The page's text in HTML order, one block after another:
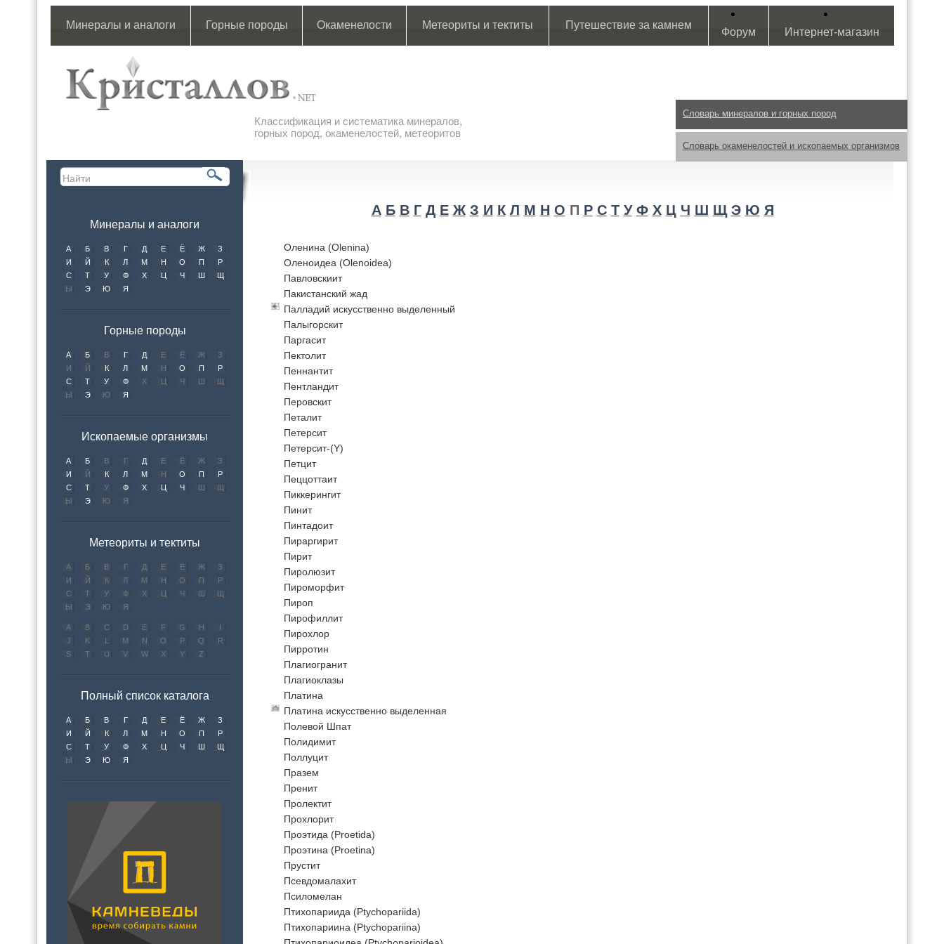
Минералы и аналоги Горные породы Окаменелости Метеориты и тектиты Путешествие за камнем
Форум Интернет-магазин
Классификация и систематика минералов,
горных пород, окаменелостей, метеоритов
Словарь минералов и горных пород
Словарь окаменелостей и ископаемых организмов
Минералы и аналоги
А Б В Г Д Е Ё Ж
З
И
Й К Л М Н О П
Р
С
Т У Ф Х Ц Ч Ш
Щ
Ы
Э Ю Я
Горные породы
А Б В Г Д Е Ё Ж
З
И
Й К Л М Н О П
Р
С
Т У Ф Х Ц Ч Ш
Щ
Ы
Э Ю Я
Ископаемые организмы
А Б В Г Д Е Ё Ж
З
И
Й К Л М Н О П
Р
С
Т У Ф Х Ц Ч Ш
Щ
Ы
Э Ю Я
Метеориты и тектиты
А Б В Г Д Е Ё Ж
З
И
Й К Л М Н О П
Р
С
Т У Ф Х Ц Ч Ш
Щ
Ы
Э Ю Я
A B C D E F G H
I
J
K L M N O P Q
R
S
T U V W X Y Z
Полный список каталога
А Б В Г Д Е Ё Ж
З
И
Й К Л М Н О П
Р
С
Т У Ф Х Ц Ч Ш
Щ
Ы
Э Ю Я
А Б В Г Д Е Ж З И К Л М Н О П Р С Т У Ф Х Ц Ч Ш Щ Э Ю Я
Оленина (Olenina)
Оленоидеа (Olenoidea)
Павловскиит
Пакистанский жад
Палладий искусственно выделенный
Палыгорскит
Паргасит
Пектолит
Пеннантит
Пентландит
Перовскит
Петалит
Петерсит
Петерсит-(Y)
Петцит
Пеццоттаит
Пиккерингит
Пинит
Пинтадоит
Пираргирит
Пирит
Пиролюзит
Пироморфит
Пироп
Пирофиллит
Пирохлор
Пирротин
Плагиогранит
Плагиоклазы
Платина
Платина искусственно выделенная
Полевой Шпат
Полидимит
Поллуцит
Празем
Пренит
Пролектит
Прохлорит
Проэтида (Proetida)
Проэтина (Proetina)
Прустит
Псевдомалахит
Псиломелан
Птихопариида (Ptychopariida)
Птихопариина (Ptychopariina)